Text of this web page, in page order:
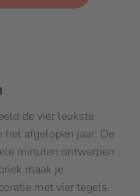
de vier leukste
het afgelopen jaar. De
minuten ontwerpen
maak je
met vier tegels.